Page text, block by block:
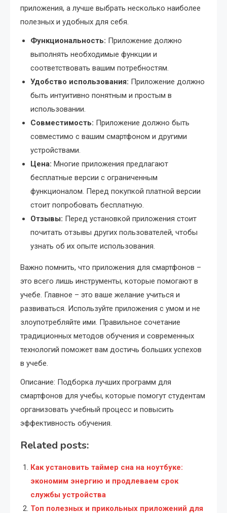
приложения, а лучше выбрать несколько наиболее
полезных и удобных для себя.
Функциональность: Приложение должно
выполнять необходимые функции и
соответствовать вашим потребностям.
Удобство использования: Приложение должно
быть интуитивно понятным и простым в
использовании.
Совместимость: Приложение должно быть
совместимо с вашим смартфоном и другими
устройствами.
Цена: Многие приложения предлагают
бесплатные версии с ограниченным
функционалом. Перед покупкой платной версии
стоит попробовать бесплатную.
Отзывы: Перед установкой приложения стоит
почитать отзывы других пользователей, чтобы
узнать об их опыте использования.
Важно помнить, что приложения для смартфонов –
это всего лишь инструменты, которые помогают в
учебе. Главное – это ваше желание учиться и
развиваться. Используйте приложения с умом и не
злоупотребляйте ими. Правильное сочетание
традиционных методов обучения и современных
технологий поможет вам достичь больших успехов
в учебе.
Описание: Подборка лучших программ для
смартфонов для учебы, которые помогут студентам
организовать учебный процесс и повысить
эффективность обучения.
Related posts:
Как установить таймер сна на ноутбуке:
экономим энергию и продлеваем срок
службы устройства
Топ полезных и прикольных приложений для